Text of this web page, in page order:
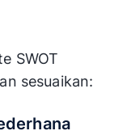
SWOT
sesuaikan: